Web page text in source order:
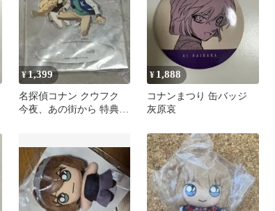
¥1,399
名探偵コナン クウフク
今夜、あの街から 特典ア
¥ 1,888
コナンまつり 缶バッジ
灰原哀